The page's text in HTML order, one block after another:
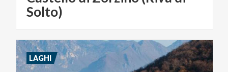
Solto)
LAGHI